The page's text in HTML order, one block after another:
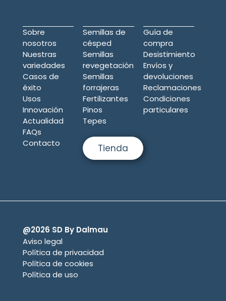
Sobre
nosotros
Nuestras
variedades
Casos de
éxito
Usos
Innovación
Actualidad
FAQs
Contacto
Semillas de
césped
Semillas
revegetación
Semillas
forrajeras
Fertilizantes
Pinos
Tepes
Tienda
Guía de
compra
Desistimiento
Envíos y
devoluciones
Reclamaciones
Condiciones
particulares
@2026 SD By Dalmau
Aviso legal
Política de privacidad
Política de cookies
Política de uso